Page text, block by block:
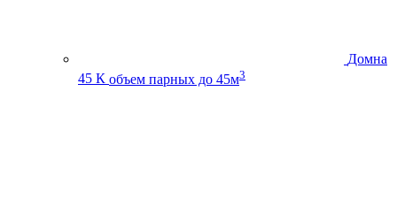
Домна
45 К объем парных до 45м3